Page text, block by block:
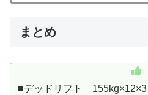
まとめ
■デッドリフト 155kg×12×3